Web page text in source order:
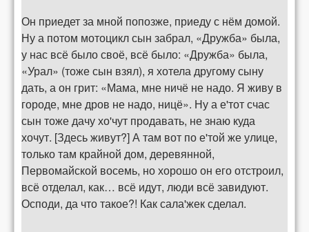
Он приедет за мной попозже, приеду с нём домой.
Ну а потом мотоцикл сын забрал, «Дружба» была,
у нас всё было своё, всё было: «Дружба» была,
«Урал» (тоже сын взял), я хотела другому сыну
дать, а он грит: «Мама, мне ничё не надо. Я живу в
городе, мне дров не надо, ницё». Ну а е'тот счас
сын тоже дачу хо'чут продавать, не знаю куда
хочут. [Здесь живут?] А там вот по е'той же улице,
только там крайной дом, деревянной,
Первомайской восемь, но хорошо он его отстроил,
всё отделал, как… всё идут, люди всё завидуют.
Осподи, да что такое?! Как сала'жек сделал.